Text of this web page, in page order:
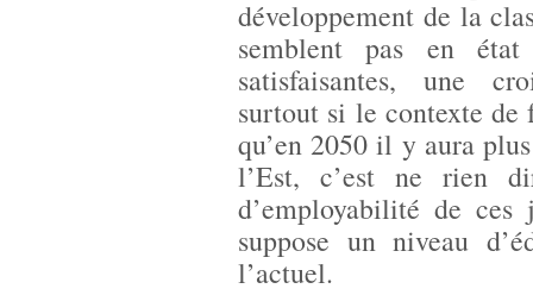
développement de la
semblent pas en état
satisfaisantes, une
surtout si le contexte
qu’en 2050 il y aura
l’Est, c’est ne rien
d’employabilité de
suppose un niveau
l’actuel.